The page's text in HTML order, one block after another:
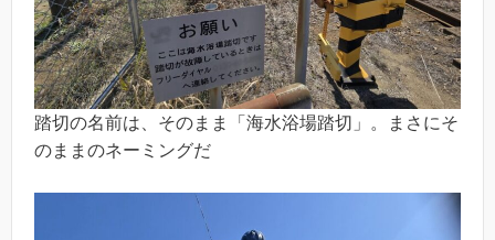
踏切の名前は、そのまま「海水浴場踏切」。まさにそ
のままのネーミングだ